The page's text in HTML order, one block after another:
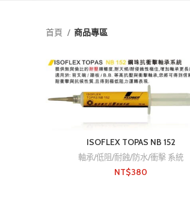
首頁 商品專區
ISOFLEX TOPAS NB 152
軸承/低阻/耐蝕/防水/衝擊 系統
NT$380